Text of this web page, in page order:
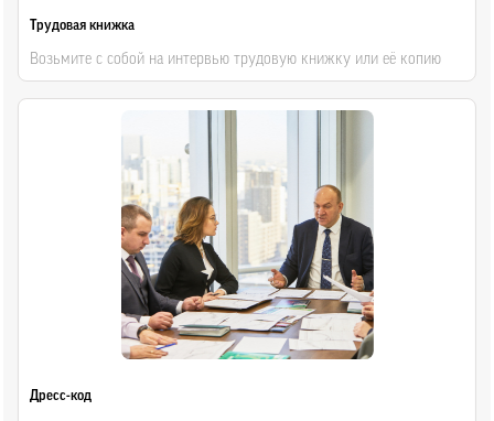
Трудовая книжка
Возьмите с собой на интервью трудовую книжку или её копию
Дресс-код